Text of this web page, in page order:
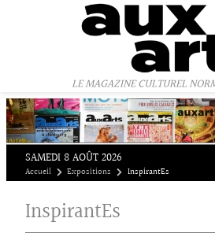
LE MAGAZINE CULTUREL
SAMEDI 8 AOÛT 2026
Accueil Expositions InspirantEs
InspirantEs
Panneau de gestion des cookies